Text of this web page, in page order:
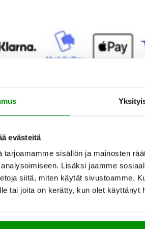
evästeitä
tarjoamamme sisällön ja mainosten
Lisäksi jaamme
siitä, miten käytät sivustoamme.
tai joita on kerätty, kun olet käyttänyt